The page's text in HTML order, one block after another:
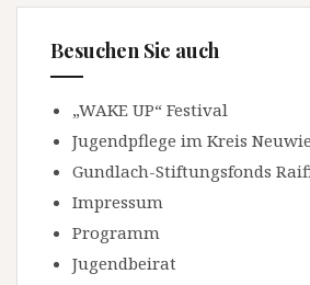
Besuchen Sie auch
„WAKE UP“ Festival
Jugendpflege im Kreis
Gundlach-Stiftungsfonds
Impressum
Programm
Jugendbeirat